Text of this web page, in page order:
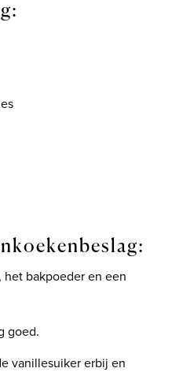
bakpoeder en een
goed.
vanillesuiker erbij en